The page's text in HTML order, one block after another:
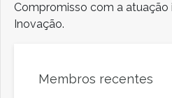
Compromisso com a atuação
Inovação.
Membros recentes